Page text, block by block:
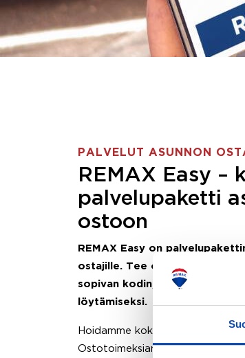
PALVELUT ASUNNON
REMAX Easy –
palvelupaketti
ostoon
REMAX Easy on
ostajille. Tee
sopivan kodin, eikä sinun
löytämiseksi.
Hoidamme koko ostoprosessin
Ostotoimeksiantopalvelumme